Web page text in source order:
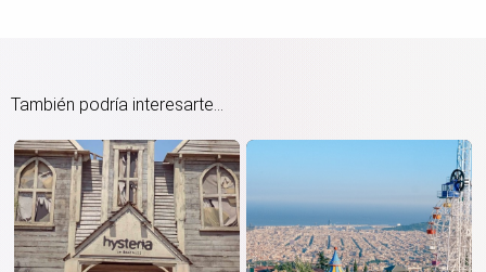
También podría interesarte...